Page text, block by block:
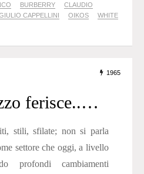
BURBERRY
CLAUDIO
CAPPELLINI OIKOS
WHITE
1965
ferisce..…
stili, sfilate; non si parla
settore che oggi, a livello
profondi cambiamenti